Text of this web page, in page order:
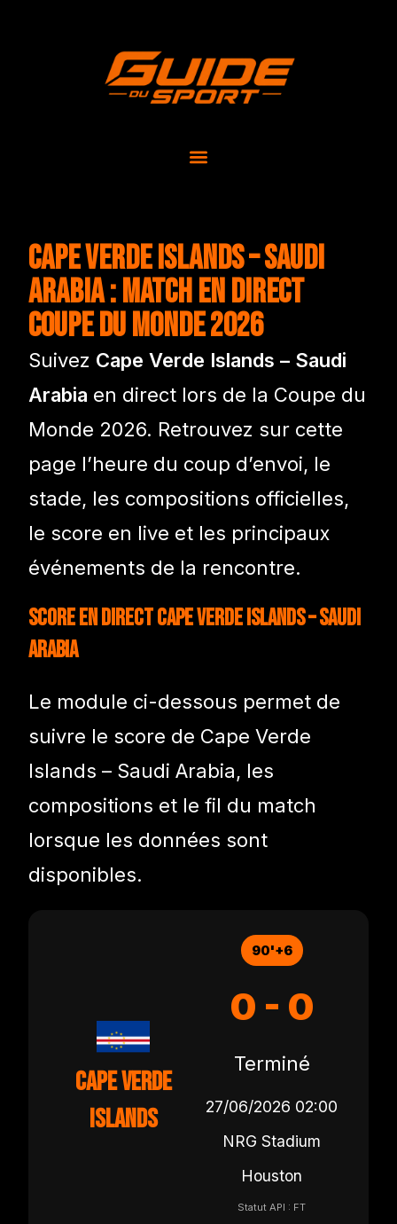
Cape Verde Islands – Saudi
Arabia : match en direct
Coupe du Monde 2026
Suivez Cape Verde Islands – Saudi
Arabia en direct lors de la Coupe du
Monde 2026. Retrouvez sur cette
page l’heure du coup d’envoi, le
stade, les compositions officielles,
le score en live et les principaux
événements de la rencontre.
Score en direct Cape Verde Islands – Saudi
Arabia
Le module ci-dessous permet de
suivre le score de Cape Verde
Islands – Saudi Arabia, les
compositions et le fil du match
lorsque les données sont
disponibles.
Cape Verde
Islands
90'+6
0 - 0
Terminé
27/06/2026 02:00
NRG Stadium
Houston
Statut API : FT